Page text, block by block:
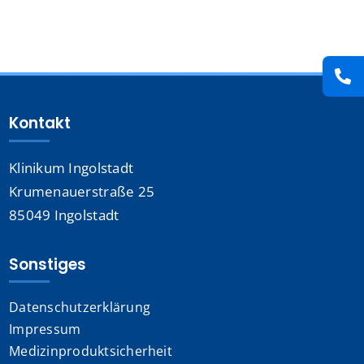
Kontakt
Karriere
Suche
nach:
Kontakt
Klinikum Ingolstadt
Krumenauerstraße 25
85049 Ingolstadt
Sonstiges
Datenschutzerklärung
Impressum
Medizinproduktsicherheit